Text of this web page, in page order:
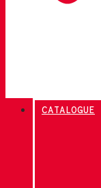
CATALOGUE